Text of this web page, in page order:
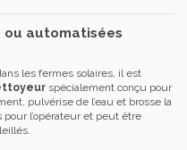
ou automatisées
les fermes solaires, il est
spécialement conçu pour
pulvérise de l’eau et brosse la
l’opérateur et peut être